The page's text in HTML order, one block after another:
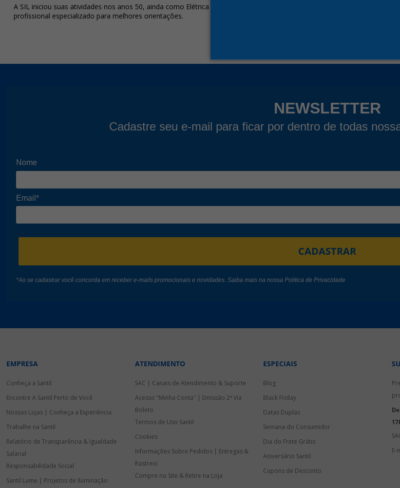
A SIL iniciou suas atividades nos anos 50, ainda como Elétrica Danúbio, atuando exclusivamente na distribuição de
profissional especializado para melhores orientações.
NEWSLETTER
Cadastre seu e-mail para ficar por dentro de todas
Nome
Email*
CADASTRAR
*Ao se cadastrar você concorda em receber e-mails promocionais e novidades. Saiba mais na nossaPolitica de Privacidade
EMPRESA
Conheça a Santil
Encontre A Santil Perto de Você
Nossas Lojas | Conheça a Experiência
Trabalhe na Santil
Relatório de Transparência & Igualdade
Salarial
Responsabilidade Social
Santil Lume | Projetos de Iluminação
ATENDIMENTO
SAC | Canais de Atendimento & Suporte
Acesso "Minha Conta" | Emissão 2ª Via
Boleto
Termos de Uso Santil
Cookies
Informações Sobre Pedidos | Entregas &
Rastreio
Compre no Site & Retire na Loja
ESPECIAIS
Blog
Black Friday
Datas Duplas
Semana do Consumidor
Dia do Frete Grátis
Aniversário Santil
Cupons de Desconto
E-